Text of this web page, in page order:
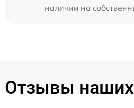
наличии на
Отзывы наших